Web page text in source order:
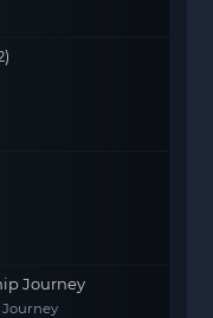
Journey
Journey